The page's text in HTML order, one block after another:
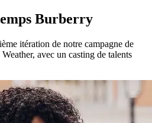
Burberry
itération de notre campagne de
avec un casting de talents